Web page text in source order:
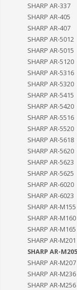
SHARP AR-337
SHARP AR-405
SHARP AR-407
SHARP AR-5012
SHARP AR-5015
SHARP AR-5120
SHARP AR-5316
SHARP AR-5320
SHARP AR-5415
SHARP AR-5420
SHARP AR-5516
SHARP AR-5520
SHARP AR-5618
SHARP AR-5620
SHARP AR-5623
SHARP AR-5625
SHARP AR-6020
SHARP AR-6023
SHARP AR-M155
SHARP AR-M160
SHARP AR-M165
SHARP AR-M201
SHARP AR-M205
SHARP AR-M207
SHARP AR-M236
SHARP AR-M256